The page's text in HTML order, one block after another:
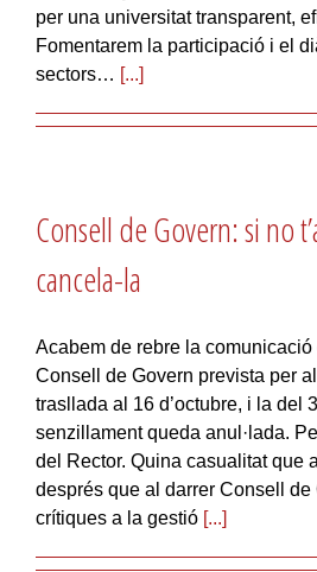
per una universitat transparent,
Fomentarem la participació i el
sectors… [...]
Consell de Govern: si no
cancela-la
Acabem de rebre la comunicació
Consell de Govern prevista per
trasllada al 16 d’octubre, i la del
senzillament queda anul·lada.
del Rector. Quina casualitat que
després que al darrer Consell de
crítiques a la gestió [...]